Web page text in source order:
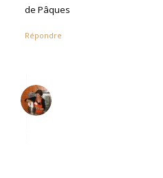
de Pâques
Répondre